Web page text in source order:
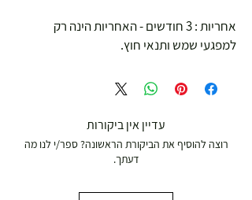
אחריות : 3 חודשים - האחריות הינה רק
למפגעי שמש ותנאי חוץ.
עדיין אין ביקורות
רוצה להוסיף את הביקורת הראשונה? ספר/י לנו מה
דעתך.